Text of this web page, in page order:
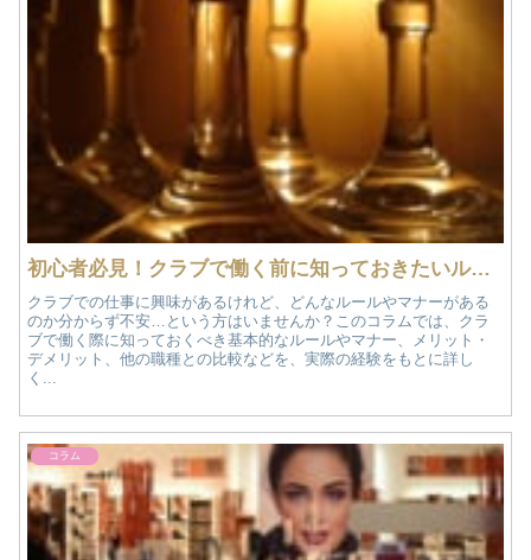
初心者必見！クラブで働く前に知っておきたいルールやマナーなどを解説！
クラブでの仕事に興味があるけれど、どんなルールやマナーがある
のか分からず不安…という方はいませんか？このコラムでは、クラ
ブで働く際に知っておくべき基本的なルールやマナー、メリット・
デメリット、他の職種との比較などを、実際の経験をもとに詳し
く...
コラム